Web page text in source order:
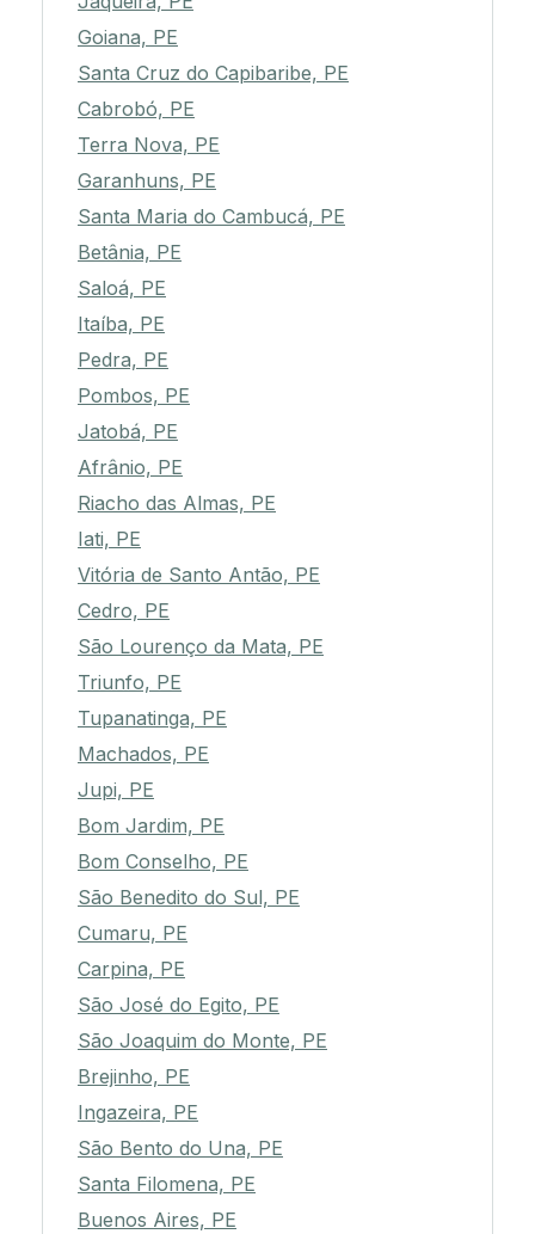
Goiana, PE
Santa Cruz do Capibaribe, PE
Cabrobó, PE
Terra Nova, PE
Garanhuns, PE
Santa Maria do Cambucá, PE
Betânia, PE
Saloá, PE
Itaíba, PE
Pedra, PE
Pombos, PE
Jatobá, PE
Afrânio, PE
Riacho das Almas, PE
Iati, PE
Vitória de Santo Antão, PE
Cedro, PE
São Lourenço da Mata, PE
Triunfo, PE
Tupanatinga, PE
Machados, PE
Jupi, PE
Bom Jardim, PE
Bom Conselho, PE
São Benedito do Sul, PE
Cumaru, PE
Carpina, PE
São José do Egito, PE
São Joaquim do Monte, PE
Brejinho, PE
Ingazeira, PE
São Bento do Una, PE
Santa Filomena, PE
Buenos Aires, PE